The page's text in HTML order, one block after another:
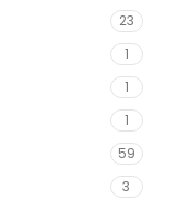
23
1
1
1
59
3